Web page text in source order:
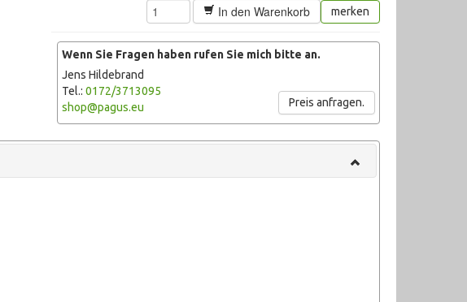
In den Warenkorb merken
Wenn Sie Fragen haben rufen Sie mich bitte an.
Jens Hildebrand
Tel.: 0172/3713095
shop@pagus.eu
Preis anfragen.